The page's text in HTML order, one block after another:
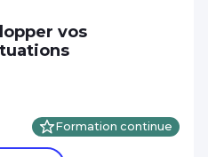
vos
Formation continue